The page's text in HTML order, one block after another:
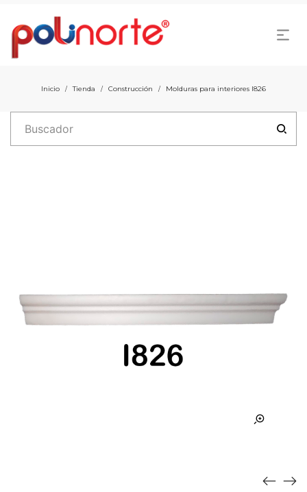
Inicio / Tienda / Construcción / Molduras para interiores I826